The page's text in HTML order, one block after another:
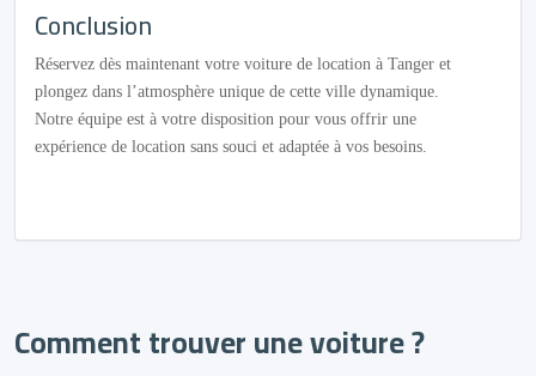
Conclusion
Réservez dès maintenant votre voiture de location à Tanger et
plongez dans l’atmosphère unique de cette ville dynamique.
Notre équipe est à votre disposition pour vous offrir une
expérience de location sans souci et adaptée à vos besoins.
Comment trouver une voiture ?